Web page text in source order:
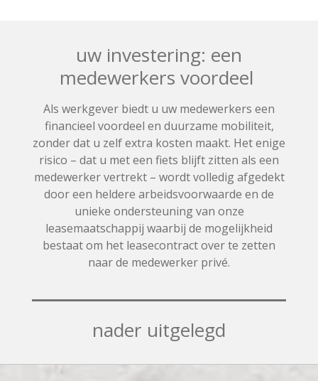
uw investering: een
medewerkers voordeel
Als werkgever biedt u uw medewerkers een
financieel voordeel en duurzame mobiliteit,
zonder dat u zelf extra kosten maakt. Het enige
risico – dat u met een fiets blijft zitten als een
medewerker vertrekt – wordt volledig afgedekt
door een heldere arbeidsvoorwaarde en de
unieke ondersteuning van onze
leasemaatschappij waarbij de mogelijkheid
bestaat om het leasecontract over te zetten
naar de medewerker privé.
nader uitgelegd